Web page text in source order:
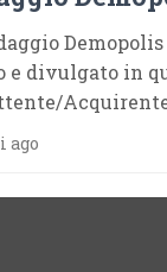
e divulgato in
ago